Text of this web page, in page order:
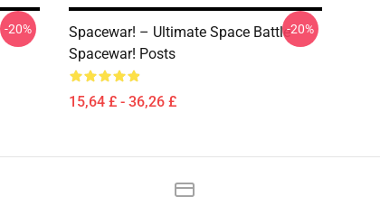
-20%
Spacewar! – Ultimate Space Battle
Spacewar! Posts
15,64 £ - 36,26 £
-20%